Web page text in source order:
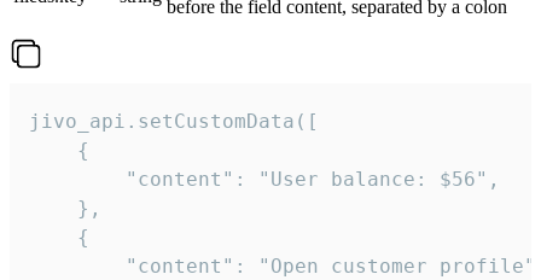
before the field content, separated by a colon
jivo_api.setCustomData([
    {
        "content": "User balance: $56",
    },
    {
"content": "Open customer